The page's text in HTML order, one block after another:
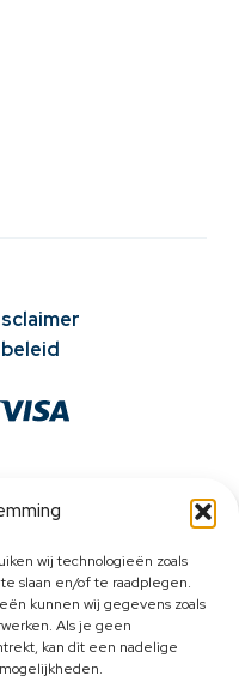
wij technologieën zoals
slaan en/of te raadplegen.
kunnen wij gegevens zoals
Als je geen
kan dit een nadelige